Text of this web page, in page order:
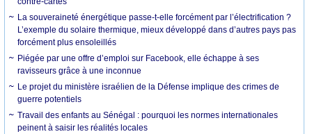
La souveraineté énergétique passe-t-elle forcément par l’électrification ?
L’exemple du solaire thermique, mieux développé dans d’autres pays pas
forcément plus ensoleillés
Piégée par une offre d’emploi sur Facebook, elle échappe à ses
ravisseurs grâce à une inconnue
Le projet du ministère israélien de la Défense implique des crimes de
guerre potentiels
Travail des enfants au Sénégal : pourquoi les normes internationales
peinent à saisir les réalités locales